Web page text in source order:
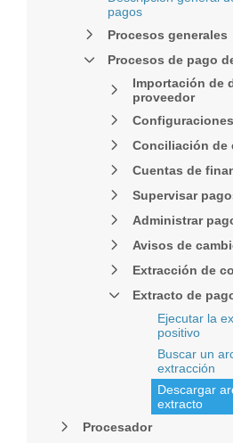
pagos
Procesos generales
Procesos de pago
Importación de
proveedor
Conciliación de
Cuentas de
Supervisar
Administrar
Avisos de
Extracción de
Extracto de
Ejecutar la
positivo
Buscar un
extracción
Descargar
extracto
Procesador